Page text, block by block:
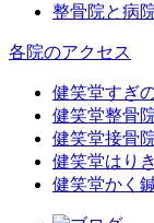
整骨院と病
各院のアクセス
健笑堂すぎ
健笑堂整骨
健笑堂接骨
健笑堂はり
健笑堂かく